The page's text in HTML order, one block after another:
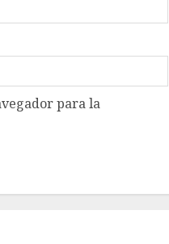
para la